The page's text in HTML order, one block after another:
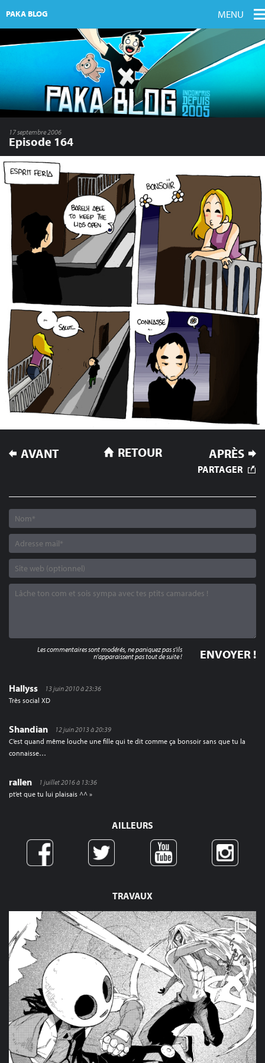
PAKA BLOG MENU
TRAVAUX
17 septembre 2006
Episode 164
NAVIGATION
DE
AVANT APRÈS
RETOUR
PARTAGER
Hallyss
13 juin 2010 à 23:36
Très social XD
Shandian
12 juin 2013 à 20:39
C’est quand même louche une fille qui te dit comme ça bonsoir sans que tu la
connaisse…
rallen
1 juillet 2016 à 13:36
pt’et que tu lui plaisais ^^ »
Les commentaires sont modérés, ne paniquez pas s'ils
n'apparaissent pas tout de suite !
AILLEURS